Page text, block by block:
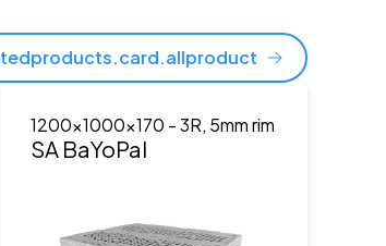
1200x1000x170 - 3R, 5mm rim
SA BaYoPal